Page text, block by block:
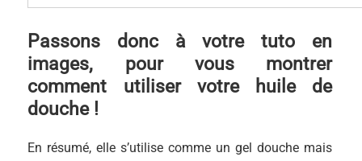
Passons donc à votre tuto en
images, pour vous montrer
comment utiliser votre huile de
douche !
En résumé, elle s’utilise comme un gel douche mais